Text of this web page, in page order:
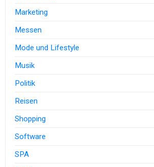
Marketing
Messen
Mode und Lifestyle
Musik
Politik
Reisen
Shopping
Software
SPA